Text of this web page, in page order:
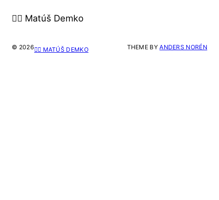
🙋‍♂️ Matúš Demko
© 2026🙋‍♂️ MATÚŠ DEMKO THEME BYANDERS NORÉN